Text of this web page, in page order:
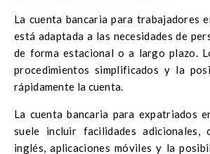
La cuenta bancaria para trabajadores
está adaptada a las necesidades de
de forma estacional o a largo plazo.
procedimientos simplificados y la
rápidamente la cuenta.
La cuenta bancaria para expatriados
suele incluir facilidades adicionales,
inglés, aplicaciones móviles y la